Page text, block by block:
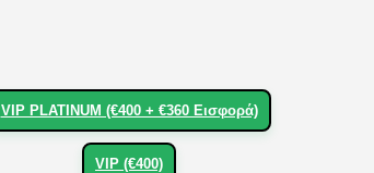
VIP PLATINUM (€400 + €360 Εισφορά)
VIP (€400)